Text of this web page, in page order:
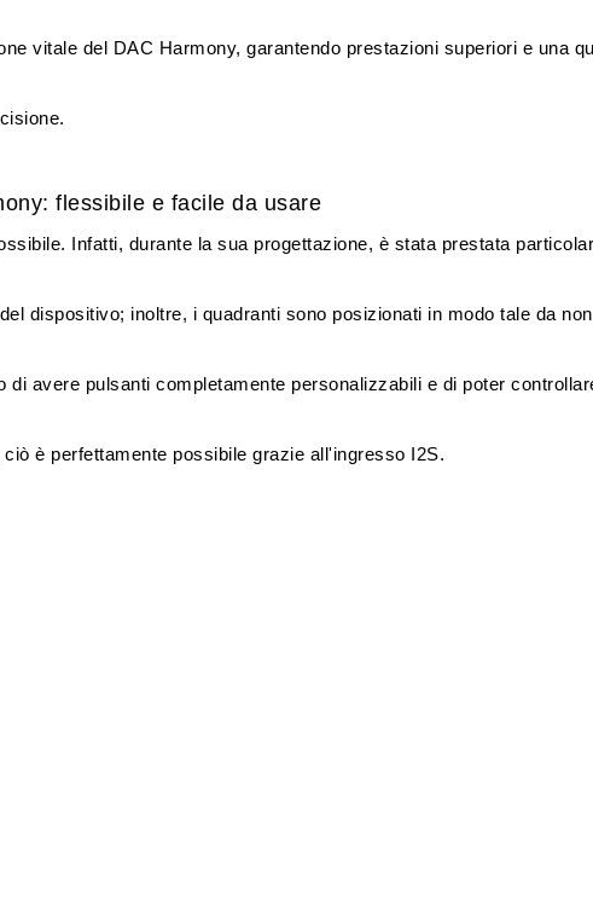
vitale del DAC Harmony, garantendo prestazioni superiori e una
flessibile e facile da usare
Infatti, durante la sua progettazione, è stata prestata
dispositivo; inoltre, i quadranti sono posizionati in modo tale da
avere pulsanti completamente personalizzabili e di poter
è perfettamente possibile grazie all'ingresso I2S.